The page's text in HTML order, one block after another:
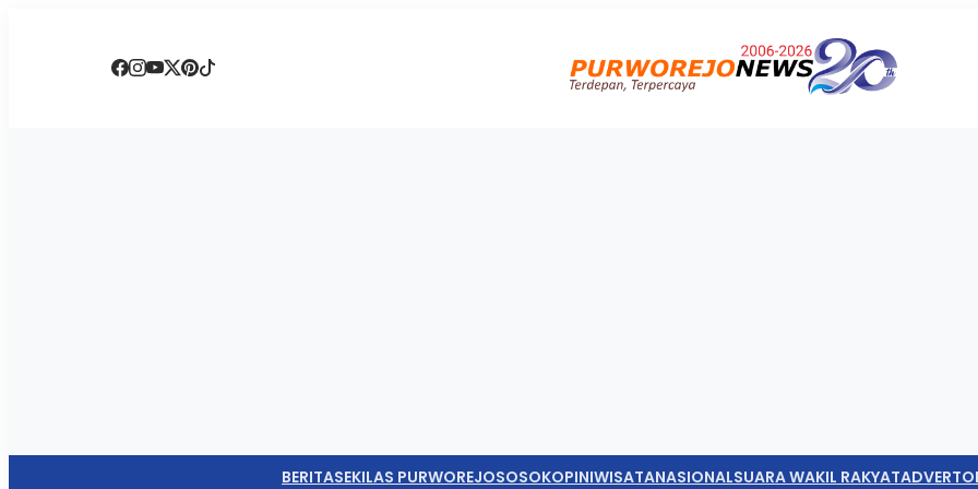
BERITASEKILAS PURWOREJOSOSOKOPINIWISATANASIONALSUARA WAKIL RAKYAT